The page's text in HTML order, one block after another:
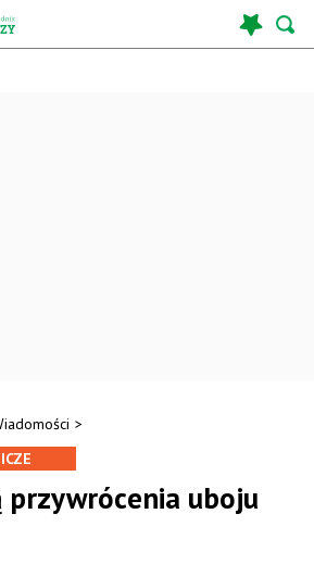
>
przywrócenia uboju